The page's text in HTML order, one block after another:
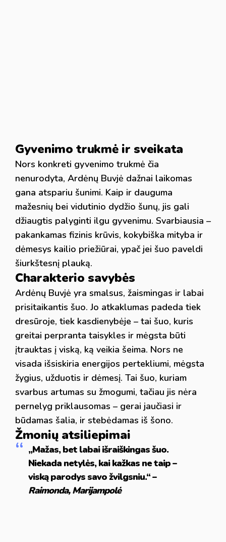
Gyvenimo trukmė ir sveikata
Nors konkreti gyvenimo trukmė čia
nenurodyta, Ardėnų Buvjė dažnai laikomas
gana atspariu šunimi. Kaip ir dauguma
mažesnių bei vidutinio dydžio šunų, jis gali
džiaugtis palyginti ilgu gyvenimu. Svarbiausia –
pakankamas fizinis krūvis, kokybiška mityba ir
dėmesys kailio priežiūrai, ypač jei šuo paveldi
šiurkštesnį plauką.
Charakterio savybės
Ardėnų Buvjė yra smalsus, žaismingas ir labai
prisitaikantis šuo. Jo atkaklumas padeda tiek
dresūroje, tiek kasdienybėje – tai šuo, kuris
greitai perpranta taisykles ir mėgsta būti
įtrauktas į viską, ką veikia šeima. Nors ne
visada išsiskiria energijos pertekliumi, mėgsta
žygius, užduotis ir dėmesį. Tai šuo, kuriam
svarbus artumas su žmogumi, tačiau jis nėra
pernelyg priklausomas – gerai jaučiasi ir
būdamas šalia, ir stebėdamas iš šono.
Žmonių atsiliepimai
„Mažas, bet labai išraiškingas šuo.
Niekada netylės, kai kažkas ne taip –
viską parodys savo žvilgsniu.“ –
Raimonda, Marijampolė